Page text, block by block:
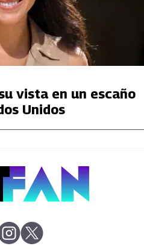
vista en un escaño
Unidos
en nueva pestaña
abre en nueva pestaña